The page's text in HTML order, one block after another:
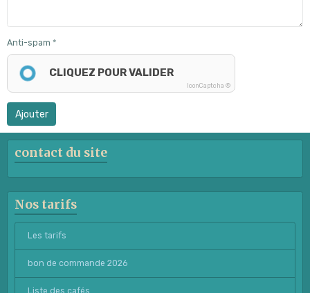
Anti-spam
CLIQUEZ POUR VALIDER
IconCaptcha ©
Ajouter
contact du site
Nos tarifs
Les tarifs
bon de commande 2026